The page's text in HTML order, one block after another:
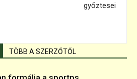
győztesei
TÖBB A SZERZŐTŐL